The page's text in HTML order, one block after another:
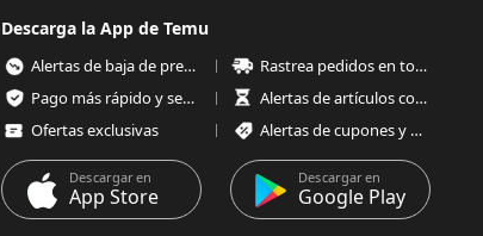
Descarga la App de Temu
Alertas de baja de precios
Rastrea pedidos en todo momento
Pago más rápido y seguro
Alertas de artículos con poco stock
Ofertas exclusivas
Alertas de cupones y ofertas
Descargar en
App Store
Descargar en
Google Play